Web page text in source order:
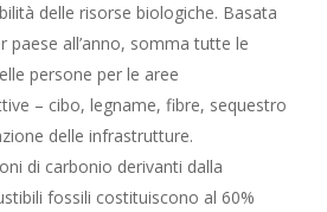
delle risorse biologiche. Basata
paese all’anno, somma tutte le
persone per le aree
– cibo, legname, fibre, sequestro
delle infrastrutture.
di carbonio derivanti dalla
fossili costituiscono al 60%